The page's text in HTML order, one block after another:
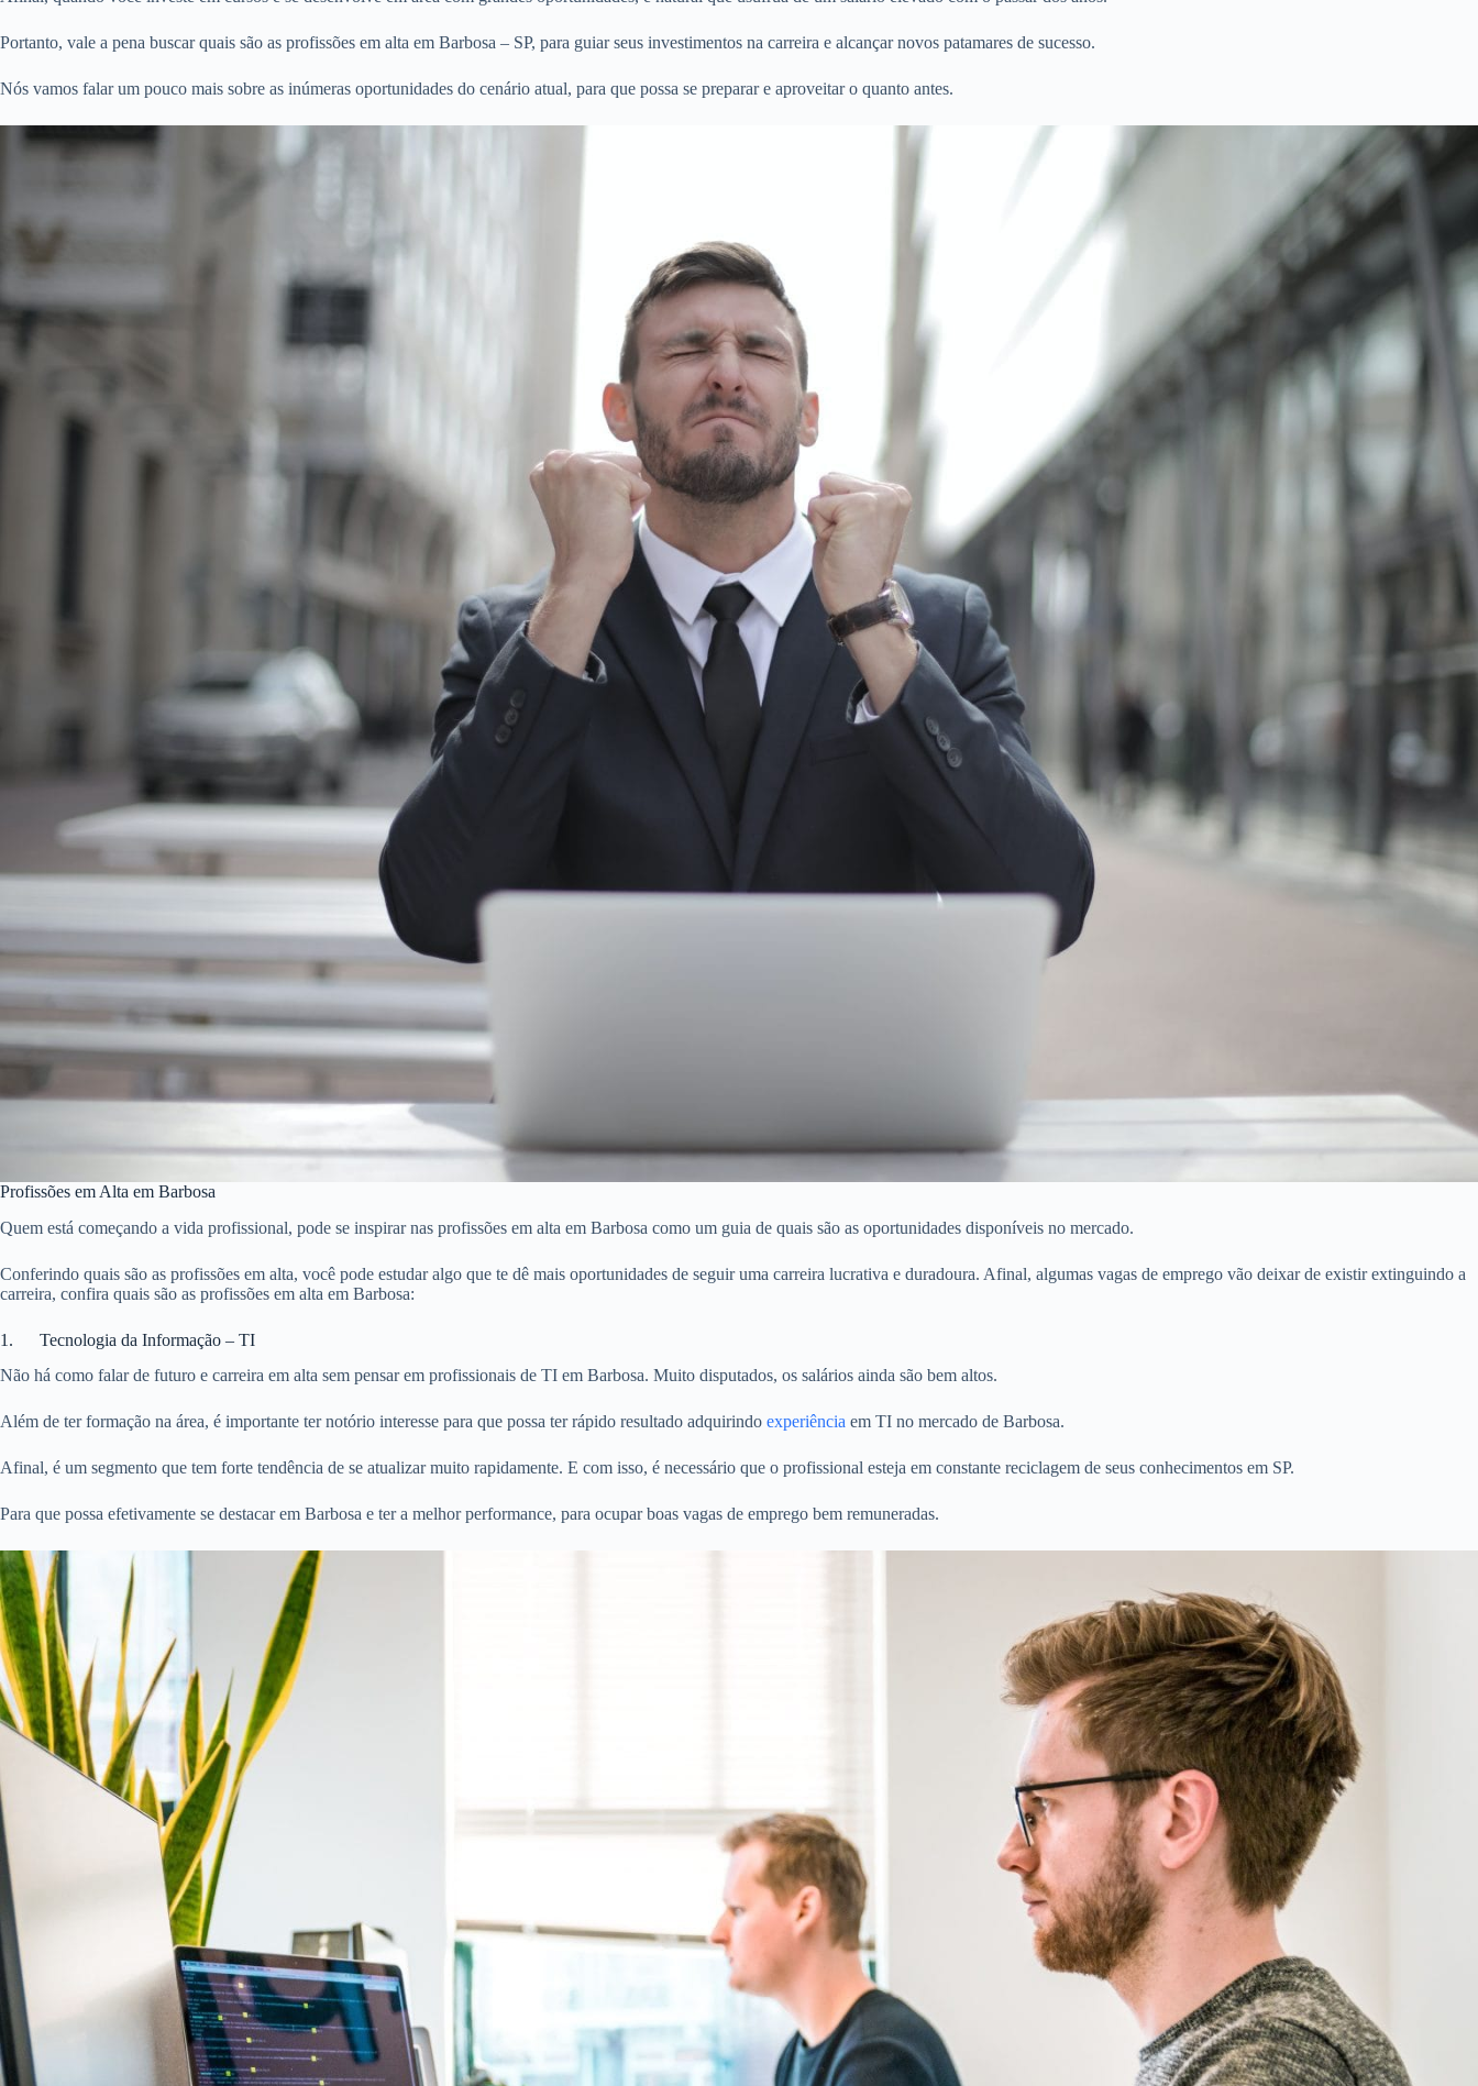
Portanto, vale a pena buscar quais são as profissões em alta em Barbosa – SP, para guiar seus investimentos na carreira e alcançar novos patamares de sucesso.
Nós vamos falar um pouco mais sobre as inúmeras oportunidades do cenário atual, para que possa se preparar e aproveitar o quanto antes.
Profissões em Alta em Barbosa
Quem está começando a vida profissional, pode se inspirar nas profissões em alta em Barbosa como um guia de quais são as oportunidades disponíveis no mercado.
Conferindo quais são as profissões em alta, você pode estudar algo que te dê mais oportunidades de seguir uma carreira lucrativa e duradoura. Afinal, algumas vagas de emprego vão deixar de existir extinguindo a
carreira, confira quais são as profissões em alta em Barbosa:
1. Tecnologia da Informação – TI
Não há como falar de futuro e carreira em alta sem pensar em profissionais de TI em Barbosa. Muito disputados, os salários ainda são bem altos.
Além de ter formação na área, é importante ter notório interesse para que possa ter rápido resultado adquirindo experiência em TI no mercado de Barbosa.
Afinal, é um segmento que tem forte tendência de se atualizar muito rapidamente. E com isso, é necessário que o profissional esteja em constante reciclagem de seus conhecimentos em SP.
Para que possa efetivamente se destacar em Barbosa e ter a melhor performance, para ocupar boas vagas de emprego bem remuneradas.